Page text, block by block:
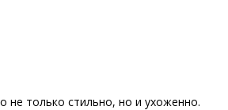
не только стильно, но и ухоженно.